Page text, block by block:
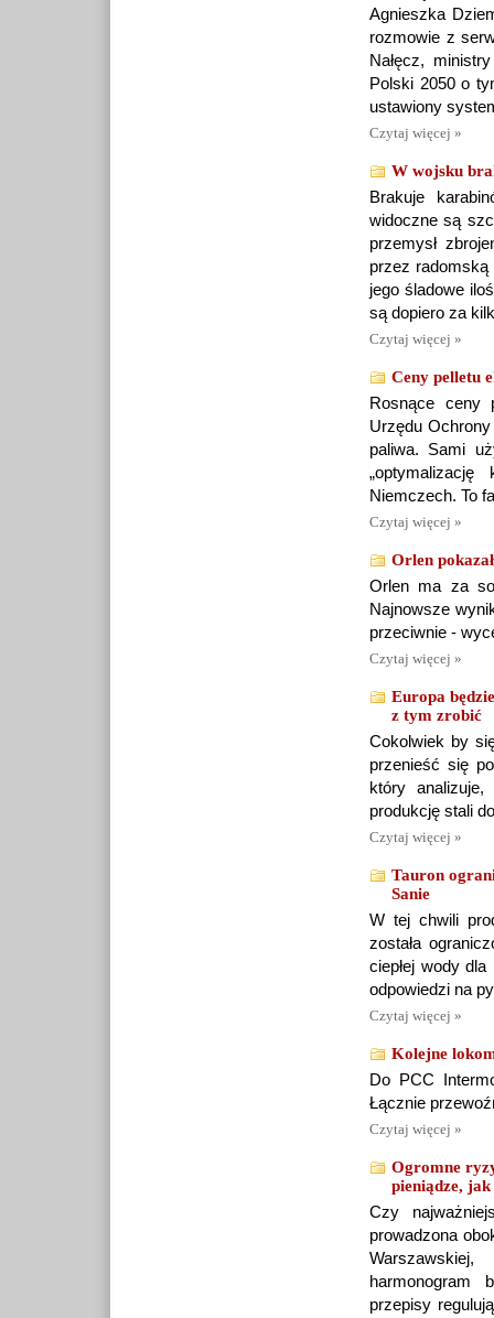
Agnieszka
rozmowie z
Nałęcz,
Polski 2050 o
ustawiony
Czytaj więcej »
W wojsku
Brakuje
widoczne są
przemysł
przez
jego śladowe
są dopiero za
Czytaj więcej »
Ceny pelletu
Rosnące ceny
Urzędu
paliwa. Sami
Niemczech. To
Czytaj więcej »
Orlen
Orlen ma za
Najnowsze
przeciwnie -
Czytaj więcej »
Europa
z tym zrobić
Cokolwiek by
przenieść się
który
produkcję stali
Czytaj więcej »
Tauron
Sanie
W tej chwili
została
ciepłej wody
odpowiedzi na
Czytaj więcej »
Kolejne
Do PCC
Łącznie
Czytaj więcej »
Ogromne
pieniądze, jak
Czy
prowadzona
harmonogram
przepisy